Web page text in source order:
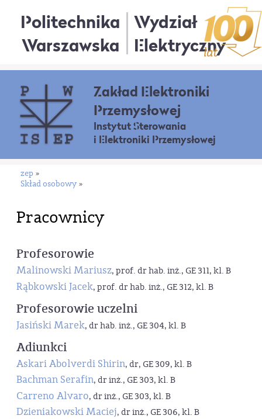
Politechnika
Warszawska
Wydział
Elektryczny
Zakład Elektroniki
Przemysłowej
Instytut Sterowania
i Elektroniki Przemysłowej
zep »
Skład osobowy »
Pracownicy
Profesorowie
Malinowski Mariusz, prof. dr hab. inż., GE 311, kl. B
Rąbkowski Jacek, prof. dr hab. inż., GE 312, kl. B
Profesorowie uczelni
Jasiński Marek, dr hab. inż., GE 304, kl. B
Adiunkci
Askari Abolverdi Shirin, dr, GE 309, kl. B
Bachman Serafin, dr inż., GE 303, kl. B
Carreno Alvaro, dr inż., GE 303, kl. B
Dzieniakowski Maciej, dr inż., GE 306, kl. B